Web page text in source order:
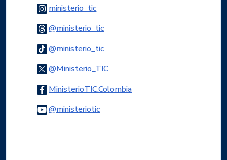
ministerio_ticLogo Instagram
@ministerio_ticLogo Threads
@ministerio_ticLogo Tiktok
@Ministerio_TICLogo Twitter
MinisterioTIC.ColombiaLogo Facebook
@ministerioticLogo Youtube